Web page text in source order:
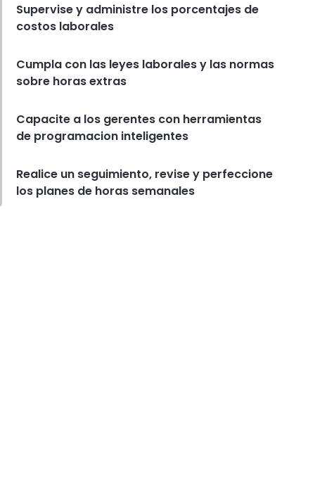
Supervise y administre los porcentajes de
costos laborales
Cumpla con las leyes laborales y las normas
sobre horas extras
Capacite a los gerentes con herramientas
de programacion inteligentes
Realice un seguimiento, revise y perfeccione
los planes de horas semanales